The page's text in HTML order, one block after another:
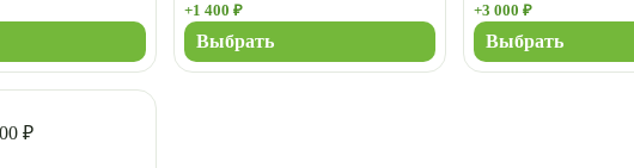
+1 400 ₽
Выбрать
+3 000 ₽
Выбрать